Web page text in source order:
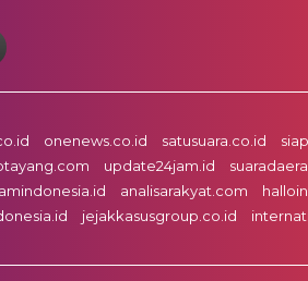
onenews.co.id satusuara.co.id
update24jam.id
analisarakyat.com
jejakkasusgroup.co.id